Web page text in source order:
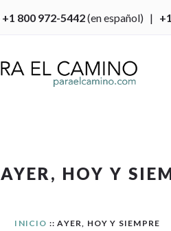
+1 800 972-5442(en español) |
AYER, HOY Y
INICIO :: AYER, HOY Y SIEMPRE